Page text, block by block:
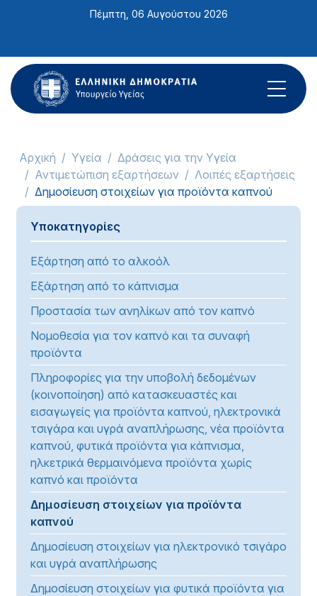
ιστότοπος
περιλαμβάνει
ένα
σύστημα
Πέμπτη, 06 Αυγούστου 2026
Αρχική Υγεία
Δράσεις για την Υγεία
Αντιμετώπιση εξαρτήσεων
Λοιπές εξαρτήσεις
Δημοσίευση στοιχείων για προϊόντα καπνού
Υποκατηγορίες
Εξάρτηση από το αλκοόλ
Εξάρτηση από το κάπνισμα
Προστασία των ανηλίκων από τον καπνό
Νομοθεσία για τον καπνό και τα συναφή
προϊόντα
Πληροφορίες για την υποβολή δεδομένων
(κοινοποίηση) από κατασκευαστές και
εισαγωγείς για προϊόντα καπνού, ηλεκτρονικά
τσιγάρα και υγρά αναπλήρωσης, νέα προϊόντα
καπνού, φυτικά προϊόντα για κάπνισμα,
ηλκετρικά θερμαινόμενα προϊόντα χωρίς
καπνό και προϊόντα
Δημοσίευση στοιχείων για προϊόντα
καπνού
Δημοσίευση στοιχείων για ηλεκτρονικό τσιγάρο
και υγρά αναπλήρωσης
Δημοσίευση στοιχείων για φυτικά προϊόντα για